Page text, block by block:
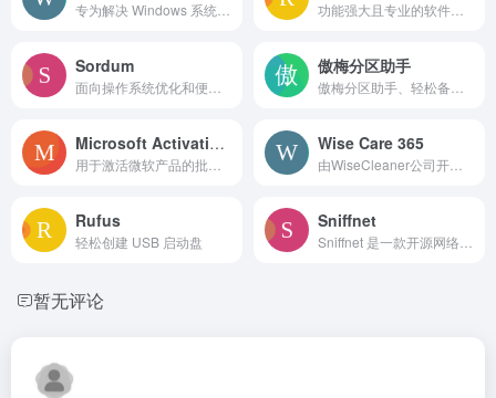
Sordum 傲梅分区助手
Microsoft Activation Scripts (MAS) Wise Care 365
Rufus
轻松创建 USB 启动盘
Sniffnet
暂无评论